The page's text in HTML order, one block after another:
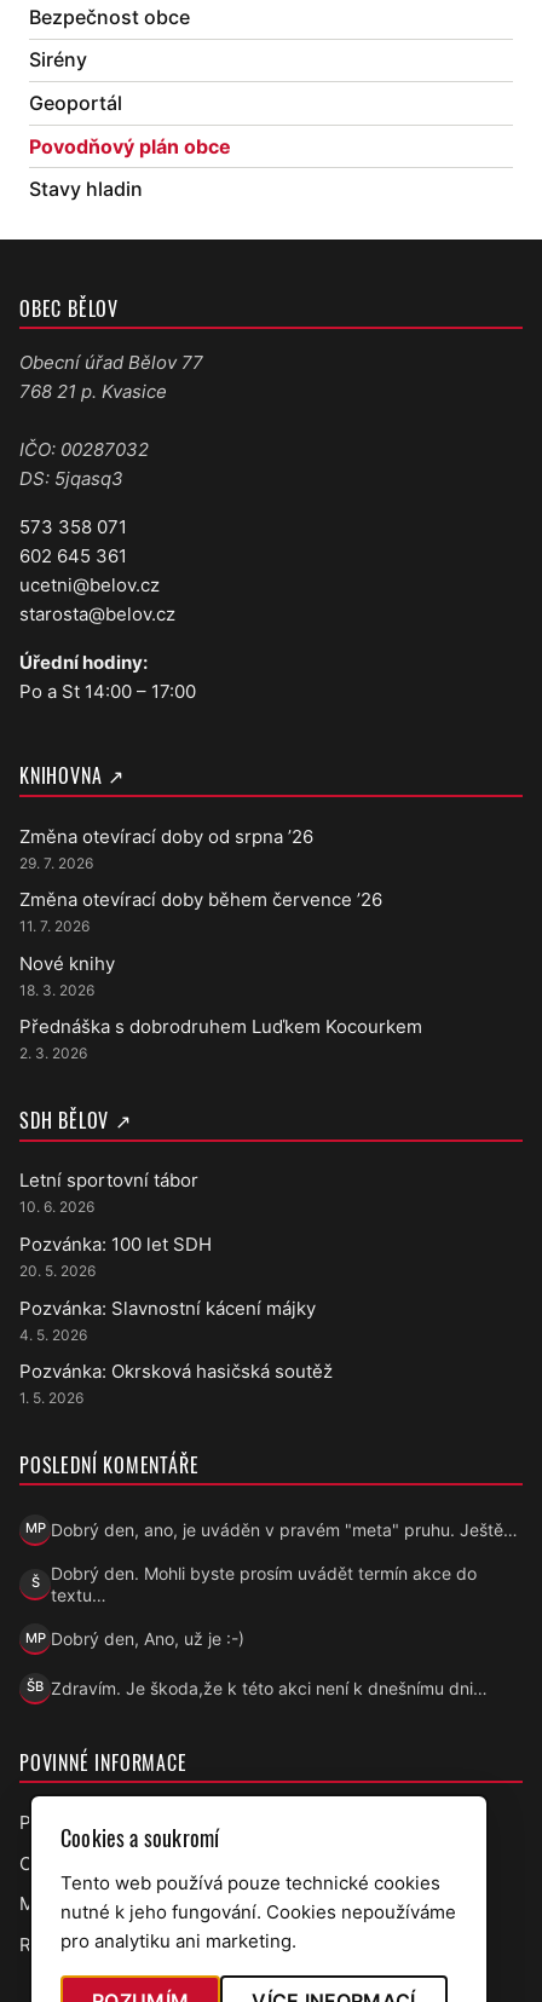
Bezpečnost obce
Sirény
Geoportál
Povodňový plán obce
Stavy hladin
OBEC BĚLOV
Obecní úřad Bělov 77
768 21 p. Kvasice
IČO: 00287032
DS: 5jqasq3
573 358 071
602 645 361
ucetni@belov.cz
starosta@belov.cz
Úřední hodiny:
Po a St 14:00 – 17:00
KNIHOVNA ↗
Změna otevírací doby od srpna ’26
29. 7. 2026
Změna otevírací doby během července ’26
11. 7. 2026
Nové knihy
18. 3. 2026
Přednáška s dobrodruhem Luďkem Kocourkem
2. 3. 2026
SDH BĚLOV ↗
Letní sportovní tábor
10. 6. 2026
Pozvánka: 100 let SDH
20. 5. 2026
Pozvánka: Slavnostní kácení májky
4. 5. 2026
Pozvánka: Okrsková hasičská soutěž
1. 5. 2026
POSLEDNÍ KOMENTÁŘE
MPMarek Přecechtěl
Dobrý den, ano, je uváděn v pravém "meta" pruhu. Ještě…
ŠŠárka
Dobrý den. Mohli byste prosím uvádět termín akce do
textu…
MP
Marek Přecechtěl
Dobrý den, Ano, už je :-)
ŠBŠárka B.
Zdravím. Je škoda,že k této akci není k dnešnímu dni…
POVINNÉ INFORMACE
Prohlášení o přístupnosti
Ochrana osobních údajů
Mapa webu
RSS úřední deska
Cookies a soukromí
Tento web používá pouze technické cookies
nutné k jeho fungování. Cookies nepoužíváme
pro analytiku ani marketing.